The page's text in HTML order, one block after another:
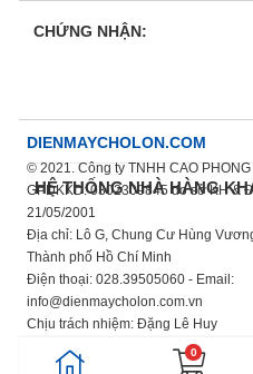
HỆ THỐNG NHÀ HÀNG
CHỨNG NHẬN:
DIENMAYCHOLON.COM
© 2021. Công ty TNHH CAO PHONG
GPDKKD: 0302309845 do sở KH &
21/05/2001
Địa chỉ: Lô G, Chung Cư Hùng
Thành phố Hồ Chí Minh
Điện thoại: 028.39505060 - Email:
info@dienmaycholon.com.vn
Chịu trách nhiệm: Đặng Lê Huy
Xem thêm chính sách bảo mật thông
0